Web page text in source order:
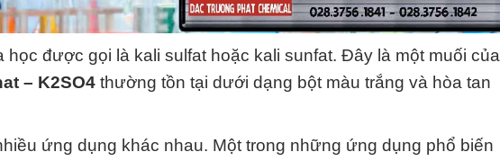
học được gọi là kali sulfat hoặc kali sunfat. Đây là một muối của
– K2SO4 thường tồn tại dưới dạng bột màu trắng và hòa tan
ứng dụng khác nhau. Một trong những ứng dụng phổ biến